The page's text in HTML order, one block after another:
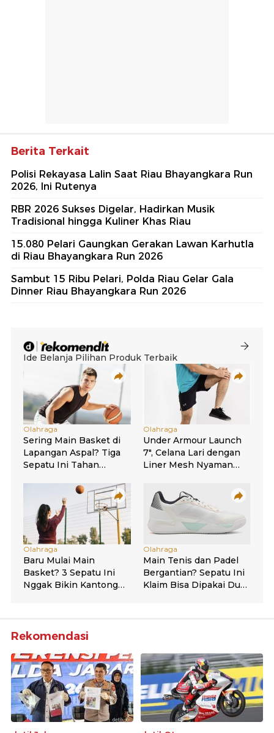
Berita Terkait
Polisi Rekayasa Lalin Saat Riau Bhayangkara Run
2026, Ini Rutenya
RBR 2026 Sukses Digelar, Hadirkan Musik
Tradisional hingga Kuliner Khas Riau
15.080 Pelari Gaungkan Gerakan Lawan Karhutla
di Riau Bhayangkara Run 2026
Sambut 15 Ribu Pelari, Polda Riau Gelar Gala
Dinner Riau Bhayangkara Run 2026
Rekomendasi